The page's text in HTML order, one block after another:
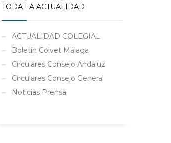
TODA LA ACTUALIDAD
ACTUALIDAD COLEGIAL
Boletín Colvet Málaga
Circulares Consejo Andaluz
Circulares Consejo General
Noticias Prensa